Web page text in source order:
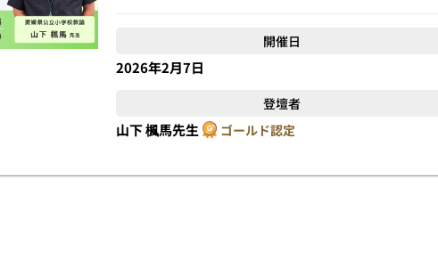
開催日
2026年2月7日
登壇者
山下 楓馬先生 ゴールド認定